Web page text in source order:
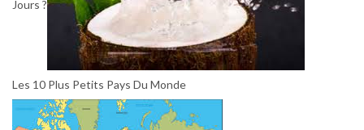
Jours ?
Les 10 Plus Petits Pays Du Monde